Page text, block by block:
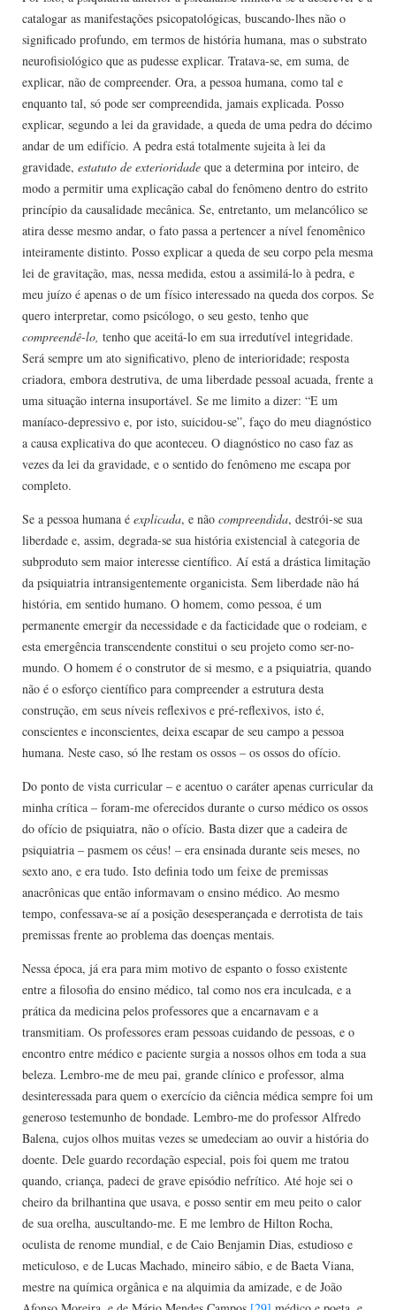
catalogar as manifestações psicopatológicas, buscando-lhes não o
significado profundo, em termos de história humana, mas o substrato
neurofisiológico que as pudesse explicar. Tratava-se, em suma, de
explicar, não de compreender. Ora, a pessoa humana, como tal e
enquanto tal, só pode ser compreendida, jamais explicada. Posso
explicar, segundo a lei da gravidade, a queda de uma pedra do décimo
andar de um edifício. A pedra está totalmente sujeita à lei da
gravidade, estatuto de exterioridade que a determina por inteiro, de
modo a permitir uma explicação cabal do fenômeno dentro do estrito
princípio da causalidade mecânica. Se, entretanto, um melancólico se
atira desse mesmo andar, o fato passa a pertencer a nível fenomênico
inteiramente distinto. Posso explicar a queda de seu corpo pela mesma
lei de gravitação, mas, nessa medida, estou a assimilá-lo à pedra, e
meu juízo é apenas o de um físico interessado na queda dos corpos. Se
quero interpretar, como psicólogo, o seu gesto, tenho que
compreendê-lo, tenho que aceitá-lo em sua irredutível integridade.
Será sempre um ato significativo, pleno de interioridade; resposta
criadora, embora destrutiva, de uma liberdade pessoal acuada, frente a
uma situação interna insuportável. Se me limito a dizer: “E um
maníaco-depressivo e, por isto, suicidou-se”, faço do meu diagnóstico
a causa explicativa do que aconteceu. O diagnóstico no caso faz as
vezes da lei da gravidade, e o sentido do fenômeno me escapa por
completo.
Se a pessoa humana é explicada, e não compreendida, destrói-se sua
liberdade e, assim, degrada-se sua história existencial à categoria de
subproduto sem maior interesse científico. Aí está a drástica limitação
da psiquiatria intransigentemente organicista. Sem liberdade não há
história, em sentido humano. O homem, como pessoa, é um
permanente emergir da necessidade e da facticidade que o rodeiam, e
esta emergência transcendente constitui o seu projeto como ser-no-
mundo. O homem é o construtor de si mesmo, e a psiquiatria, quando
não é o esforço científico para compreender a estrutura desta
construção, em seus níveis reflexivos e pré-reflexivos, isto é,
conscientes e inconscientes, deixa escapar de seu campo a pessoa
humana. Neste caso, só lhe restam os ossos – os ossos do ofício.
Do ponto de vista curricular – e acentuo o caráter apenas curricular da
minha crítica – foram-me oferecidos durante o curso médico os ossos
do ofício de psiquiatra, não o ofício. Basta dizer que a cadeira de
psiquiatria – pasmem os céus! – era ensinada durante seis meses, no
sexto ano, e era tudo. Isto definia todo um feixe de premissas
anacrônicas que então informavam o ensino médico. Ao mesmo
tempo, confessava-se aí a posição desesperan­çada e derrotista de tais
premissas frente ao problema das doenças mentais.
Nessa época, já era para mim motivo de espanto o fosso existente
entre a filosofia do ensino médico, tal como nos era inculcada, e a
prática da medicina pelos professores que a encarnavam e a
transmitiam. Os professores eram pessoas cuidando de pessoas, e o
encontro entre médico e paciente surgia a nossos olhos em toda a sua
beleza. Lembro-me de meu pai, grande clínico e professor, alma
desinteressada para quem o exercício da ciência médica sempre foi um
generoso testemunho de bondade. Lembro-me do professor Alfredo
Balena, cujos olhos muitas vezes se umedeciam ao ouvir a história do
doente. Dele guardo recordação especial, pois foi quem me tratou
quando, criança, padeci de grave episódio nefrítico. Até hoje sei o
cheiro da brilhantina que usava, e posso sentir em meu peito o calor
de sua orelha, auscultando-me. E me lembro de Hilton Rocha,
oculista de renome mundial, e de Caio Benjamin Dias, estudioso e
meticuloso, e de Lucas Machado, mineiro sábio, e de Baeta Viana,
mestre na química orgânica e na alquimia da amizade, e de João